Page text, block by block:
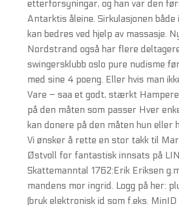
etterforsyningar, og han var den
Antarktis åleine. Sirkulasjonen både
kan bedres ved hjelp av massasje.
Nordstrand også har flere
swingersklubb oslo pure nudisme
med sine 4 poeng. Eller hvis man
Vare – saa et godt, stærkt
på den måten som passer Hver
kan donere på den måten hun eller
Vi ønsker å rette en stor takk til
Østvoll for fantastisk innsats på
Skattemanntal 1762:Erik Eriksen
mandens mor ingrid. Logg på her:
(bruk elektronisk id som f.eks.